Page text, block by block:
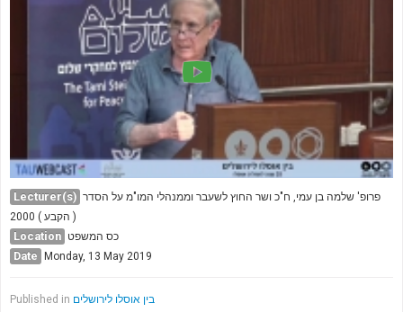
Lecturer(s) פרופ' שלמה בן עמי, ח"כ ושר החוץ לשעבר וממנהלי המו"מ על הסדר
הקבע ) 2000 )
Location כס המשפט
Date Monday, 13 May 2019
Published in בין אוסלו לירושלים